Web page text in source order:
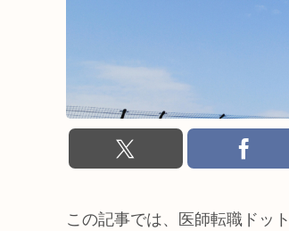
この記事では、医師転職ドッ